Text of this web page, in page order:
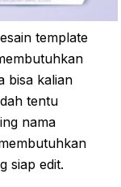
template
bisa kalian
tentu
nama
siap edit.